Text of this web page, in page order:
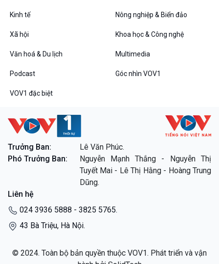
Kinh tế Nông nghiệp & Biển đảo
Xã hội Khoa học & Công nghệ
Văn hoá & Du lịch Multimedia
Podcast Góc nhìn VOV1
VOV1 đặc biệt
Trưởng Ban:
Lê Văn Phúc.
Phó Trưởng Ban:
Nguyễn Mạnh Thắng - Nguyễn Thị
Tuyết Mai - Lê Thị Hằng - Hoàng Trung
Dũng.
Liên hệ
024 3936 5888 - 3825 5765.
43 Bà Triệu, Hà Nội.
© 2024. Toàn bộ bản quyền thuộc VOV1. Phát triển và vận